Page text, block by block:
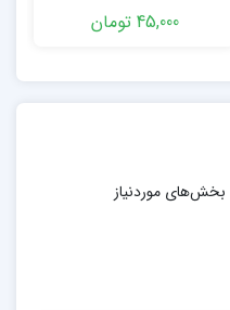
45,000 تومان
بخش‌های موردنیاز